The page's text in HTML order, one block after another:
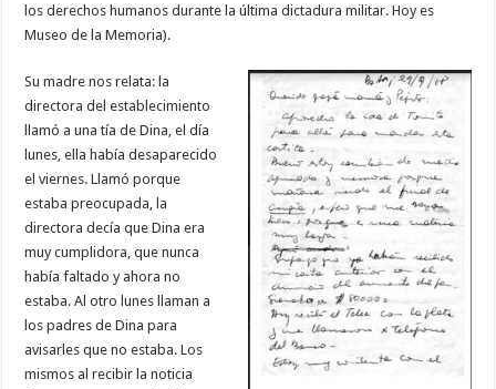
los derechos humanos durante la última dictadura militar. Hoy es
Museo de la Memoria).
Su madre nos relata: la
directora del establecimiento
llamó a una tía de Dina, el día
lunes, ella había desaparecido
el viernes. Llamó porque
estaba preocupada, la
directora decía que Dina era
muy cumplidora, que nunca
había faltado y ahora no
estaba. Al otro lunes llaman a
los padres de Dina para
avisarles que no estaba. Los
mismos al recibir la noticia